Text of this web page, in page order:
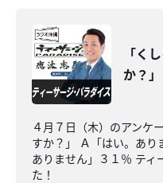
「く
か？」
４月７日（木）のアンケ
すか？」 Ａ「はい。あ
ありません」３１％ ティ
た！